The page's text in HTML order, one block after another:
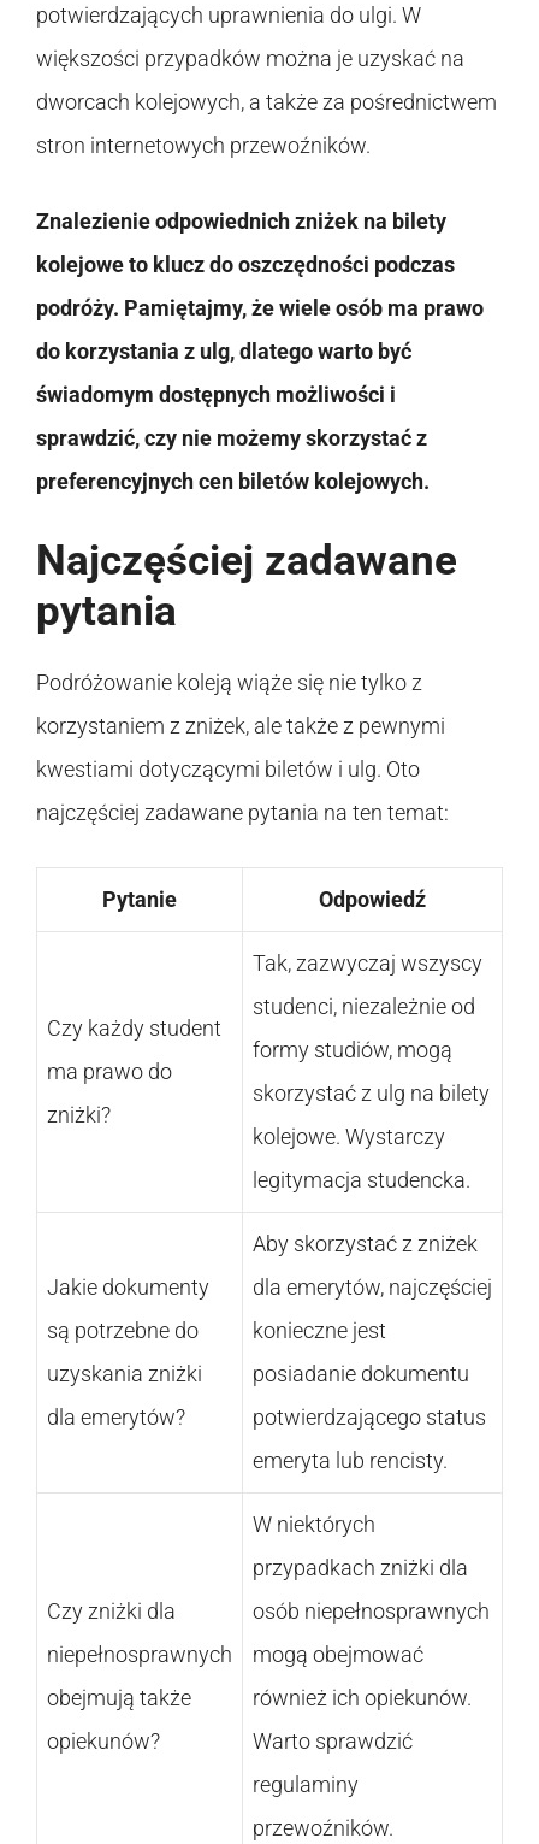
potwierdzających uprawnienia do ulgi. W
większości przypadków można je uzyskać na
dworcach kolejowych, a także za pośrednictwem
stron internetowych przewoźników.
Znalezienie odpowiednich zniżek na bilety
kolejowe to klucz do oszczędności podczas
podróży. Pamiętajmy, że wiele osób ma prawo
do korzystania z ulg, dlatego warto być
świadomym dostępnych możliwości i
sprawdzić, czy nie możemy skorzystać z
preferencyjnych cen biletów kolejowych.
Najczęściej zadawane
pytania
Podróżowanie koleją wiąże się nie tylko z
korzystaniem z zniżek, ale także z pewnymi
kwestiami dotyczącymi biletów i ulg. Oto
najczęściej zadawane pytania na ten temat:
Pytanie Odpowiedź
Czy każdy student
ma prawo do
zniżki?
Tak, zazwyczaj wszyscy
studenci, niezależnie od
formy studiów, mogą
skorzystać z ulg na bilety
kolejowe. Wystarczy
legitymacja studencka.
Jakie dokumenty
są potrzebne do
uzyskania zniżki
dla emerytów?
Aby skorzystać z zniżek
dla emerytów, najczęściej
konieczne jest
posiadanie dokumentu
potwierdzającego status
emeryta lub rencisty.
Czy zniżki dla
niepełnosprawnych
obejmują także
opiekunów?
W niektórych
przypadkach zniżki dla
osób niepełnosprawnych
mogą obejmować
również ich opiekunów.
Warto sprawdzić
regulaminy
przewoźników.